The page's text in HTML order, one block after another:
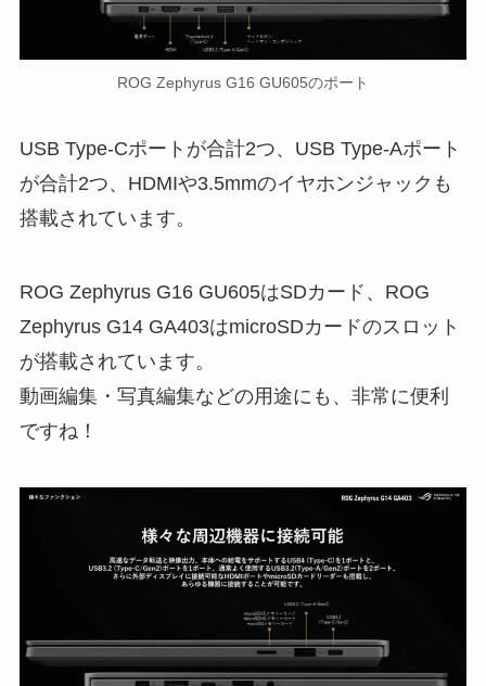
ROG Zephyrus G16 GU605のポート
USB Type-Cポートが合計2つ、USB Type-Aポート
が合計2つ、HDMIや3.5mmのイヤホンジャックも
搭載されています。
ROG Zephyrus G16 GU605はSDカード、ROG
Zephyrus G14 GA403はmicroSDカードのスロット
が搭載されています。
動画編集・写真編集などの用途にも、非常に便利
ですね！